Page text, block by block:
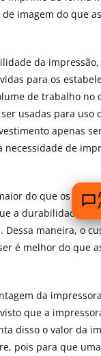
imagem do que
da
para os
de trabalho no
usadas para uso
apenas
necessidade de
do que os de
a durabilidade é
Dessa maneira, o
é melhor do que
da
que a
disso o valor da
pois para que